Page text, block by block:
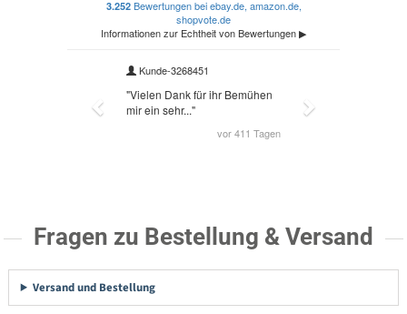
Fragen zu Bestellung & Versand
Versand und Bestellung